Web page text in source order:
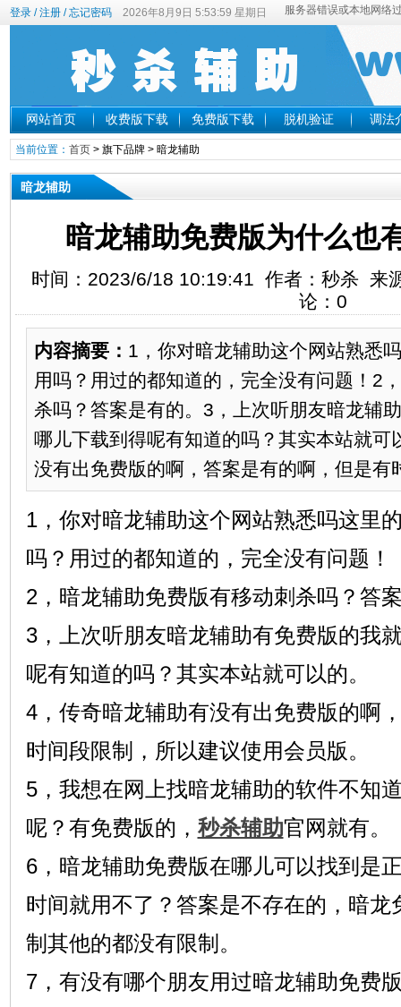
登录/注册/忘记密码 2026年8月9日 5:53:59 星期日
网站首页 收费版下载 免费版下载 脱机验证 调法
当前位置： 首页> 旗下品牌> 暗龙辅助
暗龙辅助
暗龙辅助免费版为什么也
时间：2023/6/18 10:19:41 作者：秒杀 来
论：0
内容摘要： 1，你对暗龙辅助这个网站熟悉
用吗？用过的都知道的，完全没有问题！2
杀吗？答案是有的。3，上次听朋友暗龙辅
哪儿下载到得呢有知道的吗？其实本站就可
没有出免费版的啊，答案是有的啊，但是有
1，你对暗龙辅助这个网站熟悉吗这里
吗？用过的都知道的，完全没有问题！
2，暗龙辅助免费版有移动刺杀吗？答
3，上次听朋友暗龙辅助有免费版的我
呢有知道的吗？其实本站就可以的。
4，传奇暗龙辅助有没有出免费版的啊
时间段限制，所以建议使用会员版。
5，我想在网上找暗龙辅助的软件不知
呢？有免费版的， 秒杀辅助官网就有。
6，暗龙辅助免费版在哪儿可以找到是
时间就用不了？答案是不存在的，暗龙
制其他的都没有限制。
7，有没有哪个朋友用过暗龙辅助免费